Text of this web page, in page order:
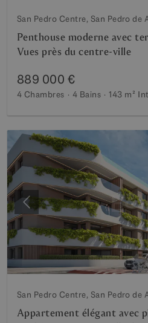
San Pedro Centre, San Pedro de
Penthouse moderne avec
Vues près du centre-ville
889 000 €
4 Chambres 4 Bains 143 m²
Précédent
San Pedro Centre, San Pedro de
Appartement élégant avec